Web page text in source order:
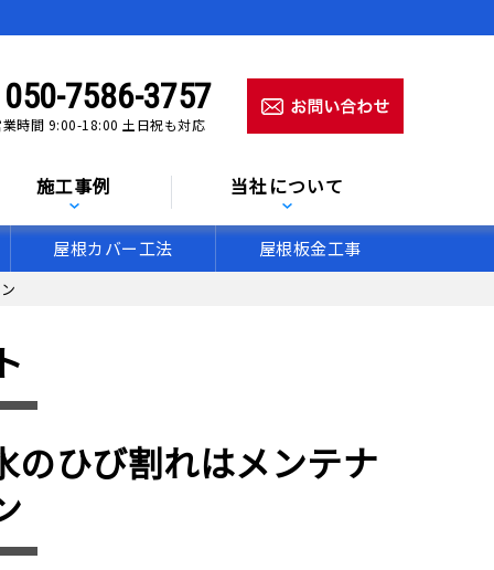
050-7586-3757
業時間 9:00-18:00 土日祝も対応
施工事例 当社について
屋根カバー工法 屋根板金工事
ひび割れはメンテナ